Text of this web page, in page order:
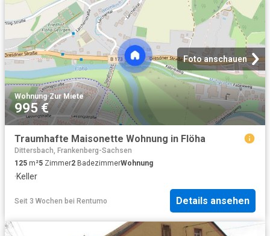
Foto anschauen
Wohnung·Zur Miete
995 €
Traumhafte Maisonette Wohnung in Flöha
Dittersbach, Frankenberg-Sachsen
125 m²5 Zimmer2 BadezimmerWohnung
·Keller
Seit 3 Wochen bei Rentumo Details ansehen